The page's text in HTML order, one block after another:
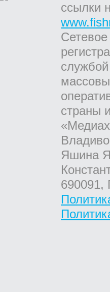
ссылки
страны
Яшина
690091,